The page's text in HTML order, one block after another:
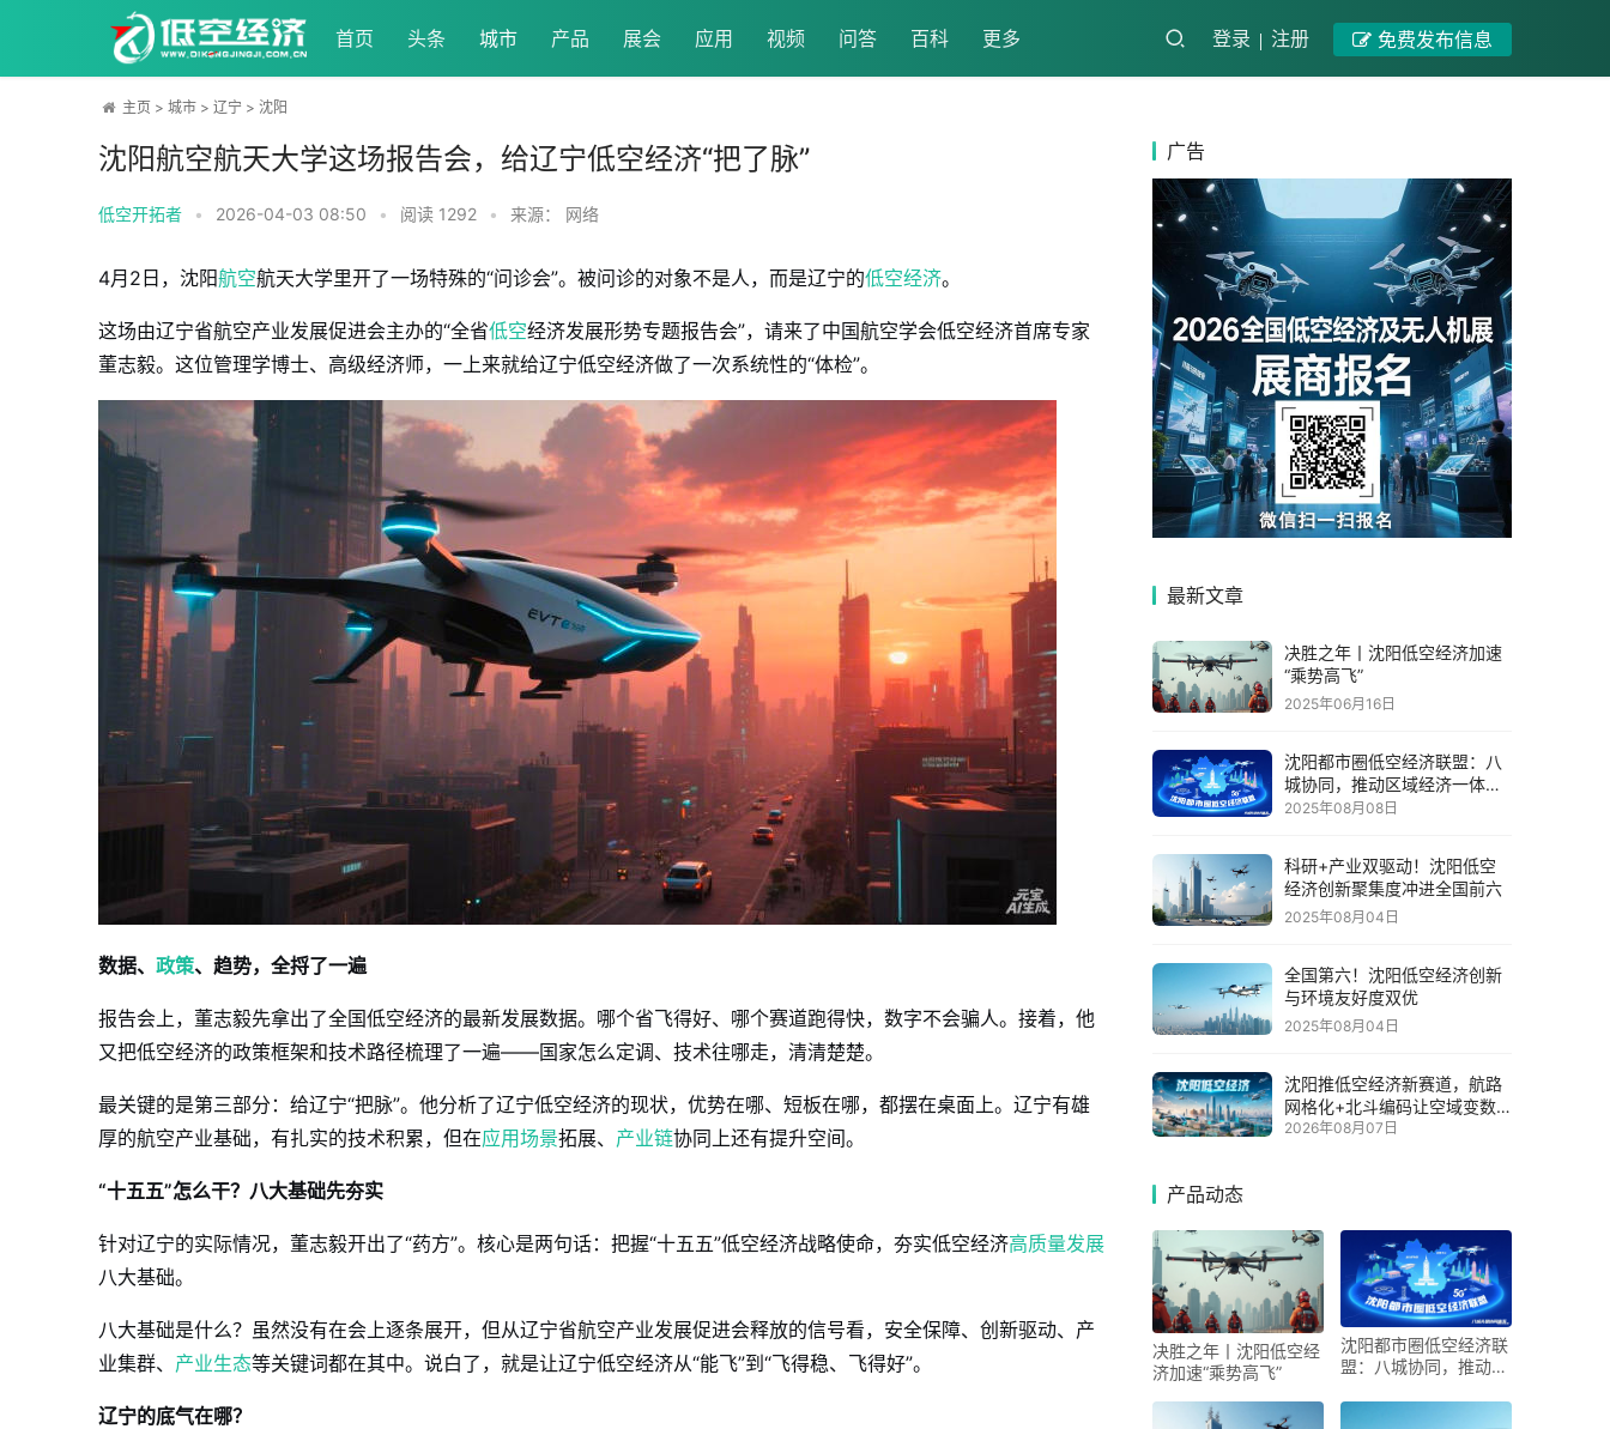
首页 头条 城市 产品 展会 应用 视频 问答 百科 更多 登录 注册 免费发布信息
主页 > 城市 > 辽宁 > 沈阳
沈阳航空航天大学这场报告会，给辽宁低空经济“把了脉”
低空开拓者 • 2026-04-03 08:50 • 阅读 1292 • 来源： 网络
4月2日，沈阳航空航天大学里开了一场特殊的“问诊会”。被问诊的对象不是人，而是辽宁的低空经济。
这场由辽宁省航空产业发展促进会主办的“全省低空经济发展形势专题报告会”，请来了中国航空学会低空经济首席专家
董志毅。这位管理学博士、高级经济师，一上来就给辽宁低空经济做了一次系统性的“体检”。
数据、 政策、趋势，全捋了一遍
报告会上，董志毅先拿出了全国低空经济的最新发展数据。哪个省飞得好、哪个赛道跑得快，数字不会骗人。接着，他
又把低空经济的政策框架和技术路径梳理了一遍——国家怎么定调、技术往哪走，清清楚楚。
最关键的是第三部分：给辽宁“把脉”。他分析了辽宁低空经济的现状，优势在哪、短板在哪，都摆在桌面上。辽宁有雄
厚的航空产业基础，有扎实的技术积累，但在应用场景拓展、 产业链协同上还有提升空间。
“十五五”怎么干？八大基础先夯实
针对辽宁的实际情况，董志毅开出了“药方”。核心是两句话：把握“十五五”低空经济战略使命，夯实低空经济高质量发展
八大基础。
八大基础是什么？虽然没有在会上逐条展开，但从辽宁省航空产业发展促进会释放的信号看，安全保障、创新驱动、产
业集群、 产业生态等关键词都在其中。说白了，就是让辽宁低空经济从“能飞”到“飞得稳、飞得好”。
辽宁的底气在哪？
广告
最新文章
决胜之年丨沈阳低空经济加速
“乘势高飞”
2025年06月16日
沈阳都市圈低空经济联盟：八
城协同，推动区域经济一体化
发展
2025年08月08日
科研+产业双驱动！沈阳低空
经济创新聚集度冲进全国前六
2025年08月04日
全国第六！沈阳低空经济创新
与环境友好度双优
2025年08月04日
沈阳推低空经济新赛道，航路
网格化+北斗编码让空域变数
字资产
2026年08月07日
产品动态
决胜之年丨沈阳低空经
济加速“乘势高飞”
沈阳都市圈低空经济联
盟：八城协同，推动区